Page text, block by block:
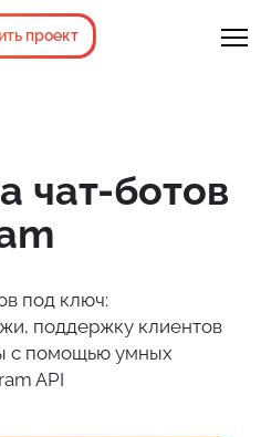
проект
чат-ботов
под ключ:
поддержку клиентов
с помощью умных
API